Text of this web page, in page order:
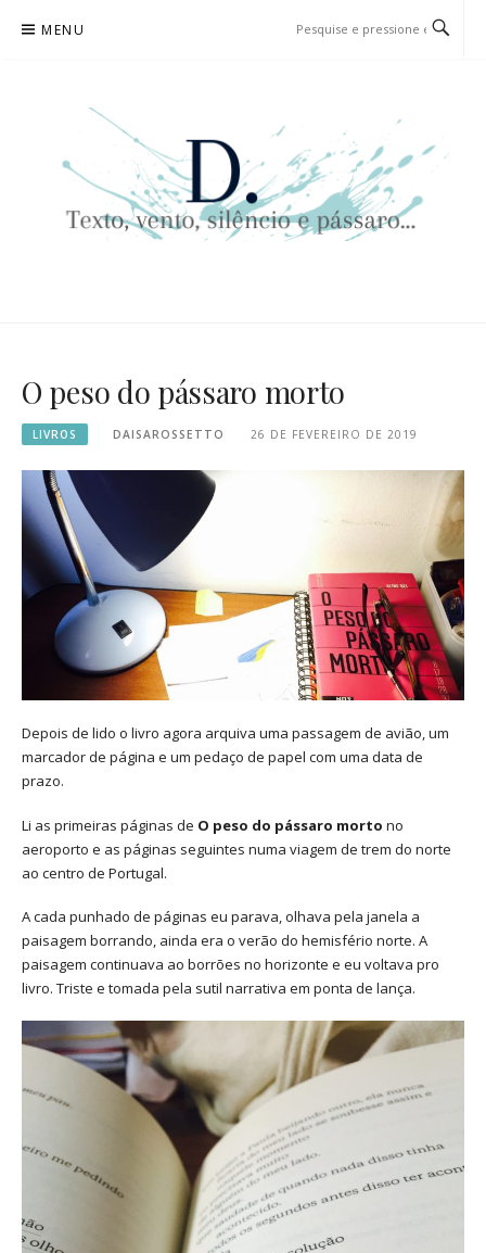
para MENU
O peso do pássaro morto
LIVROS DAISAROSSETTO 26 DE FEVEREIRO DE 2019
Depois de lido o livro agora arquiva uma passagem de avião, um
marcador de página e um pedaço de papel com uma data de
prazo.
Li as primeiras páginas de O peso do pássaro morto no
aeroporto e as páginas seguintes numa viagem de trem do norte
ao centro de Portugal.
A cada punhado de páginas eu parava, olhava pela janela a
paisagem borrando, ainda era o verão do hemisfério norte. A
paisagem continuava ao borrões no horizonte e eu voltava pro
livro. Triste e tomada pela sutil narrativa em ponta de lança.